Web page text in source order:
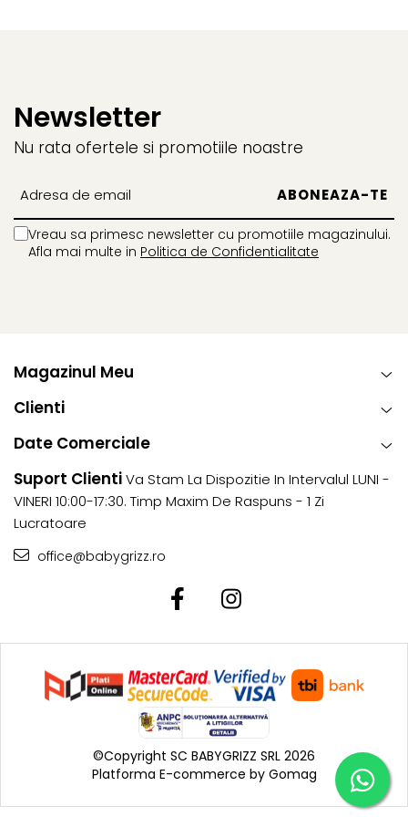
Călătorii sigure și confortabile pentru întreaga
Alege Sirona Gi i-Size pentru a-i oferi copilului tău
fiecare călătorie, de la naștere până la 4 ani (până la 20
kg).
Newsletter
Nu rata ofertele si promotiile noastre
Vreau sa primesc newsletter cu promotiile magazinului.
Afla mai multe in Politica de Confidentialitate
Magazinul Meu
Clienti
Date Comerciale
Suport ClientiVa Stam La Dispozitie In Intervalul LUNI -
VINERI 10:00-17:30. Timp Maxim De Raspuns - 1 Zi
Lucratoare
office@babygrizz.ro
©Copyright SC BABYGRIZZ SRL 2026
Platforma E-commerce by Gomag